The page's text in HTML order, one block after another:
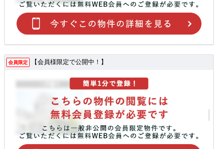
会員限定 【会員様限定で公開中！】